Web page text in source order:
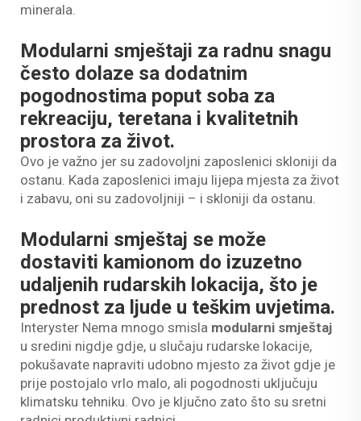
minerala.
Modularni smještaji za radnu snagu
često dolaze sa dodatnim
pogodnostima poput soba za
rekreaciju, teretana i kvalitetnih
prostora za život.
Ovo je važno jer su zadovoljni zaposlenici skloniji da
ostanu. Kada zaposlenici imaju lijepa mjesta za život
i zabavu, oni su zadovoljniji – i skloniji da ostanu.
Modularni smještaj se može
dostaviti kamionom do izuzetno
udaljenih rudarskih lokacija, što je
prednost za ljude u teškim uvjetima.
Interyster Nema mnogo smisla modularni smještaj
u sredini nigdje gdje, u slučaju rudarske lokacije,
pokušavate napraviti udobno mjesto za život gdje je
prije postojalo vrlo malo, ali pogodnosti uključuju
klimatsku tehniku. Ovo je ključno zato što su sretni